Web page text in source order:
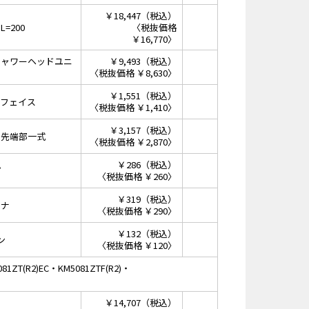
￥18,447（税込）
〈税抜価格
￥16,770〉
ワーヘッドユニ
￥9,493（税込）
〈税抜価格 ￥8,630〉
ェイス
￥1,551（税込）
〈税抜価格 ￥1,410〉
端部一式
￥3,157（税込）
〈税抜価格 ￥2,870〉
￥286（税込）
〈税抜価格 ￥260〉
￥319（税込）
〈税抜価格 ￥290〉
￥132（税込）
〈税抜価格 ￥120〉
・KM5081ZTF(R2)・
￥14,707（税込）